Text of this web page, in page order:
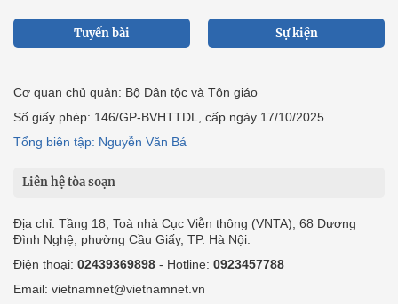
Tuyến bài Sự kiện
Cơ quan chủ quản: Bộ Dân tộc và Tôn giáo
Số giấy phép: 146/GP-BVHTTDL, cấp ngày 17/10/2025
Tổng biên tập: Nguyễn Văn Bá
Liên hệ tòa soạn
Địa chỉ: Tầng 18, Toà nhà Cục Viễn thông (VNTA), 68 Dương
Đình Nghệ, phường Cầu Giấy, TP. Hà Nội.
Điện thoại: 02439369898 - Hotline: 0923457788
Email: vietnamnet@vietnamnet.vn